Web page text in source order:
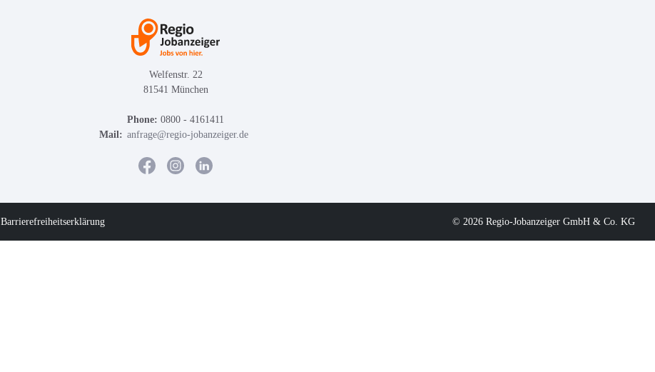
Welfenstr. 22
81541 München
Phone: 0800 - 4161411
Mail: anfrage@regio-jobanzeiger.de
Barrierefreiheitserklärung © 2026 Regio-Jobanzeiger GmbH & Co. KG